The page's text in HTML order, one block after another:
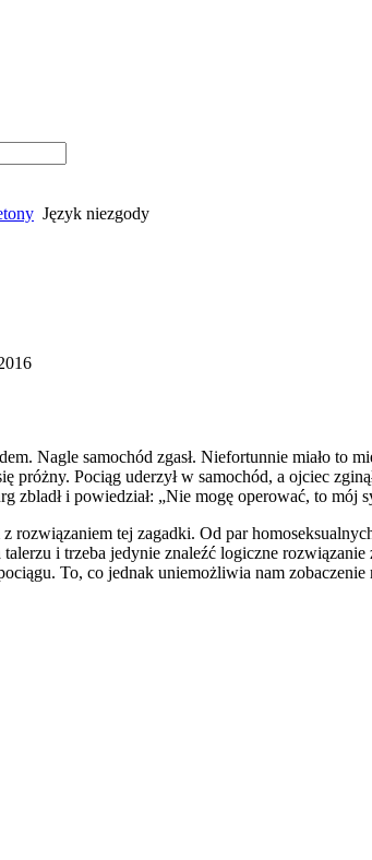
Język niezgody
Nagle samochód zgasł. Niefortunnie miało to
próżny. Pociąg uderzył w samochód, a ojciec
zbladł i powiedział: „Nie mogę operować, to mój
rozwiązaniem tej zagadki. Od par
talerzu i trzeba jedynie znaleźć logiczne
To, co jednak uniemożliwia nam